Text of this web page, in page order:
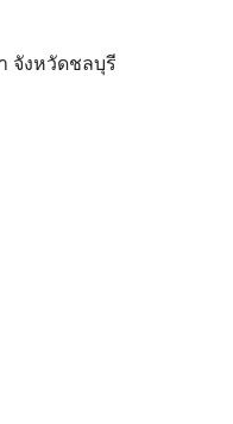
เปลี่ยนแปล